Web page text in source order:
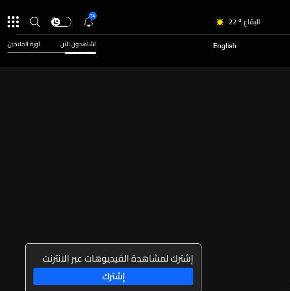
البقاع 22 o
الجنوب 26o
27
24
English تشاهدون الآن ثورة الفلاحين
إشترك لمشاهدة الفيديوهات عبر الانترنت
إشترك